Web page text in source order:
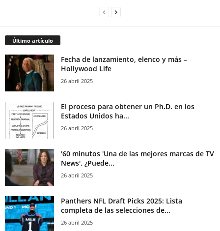
Último artículo
Fecha de lanzamiento, elenco y más –
Hollywood Life
26 abril 2025
El proceso para obtener un Ph.D. en los
Estados Unidos ha...
26 abril 2025
'60 minutos 'Una de las mejores marcas de TV
News'. ¿Puede...
26 abril 2025
Panthers NFL Draft Picks 2025: Lista
completa de las selecciones de...
26 abril 2025